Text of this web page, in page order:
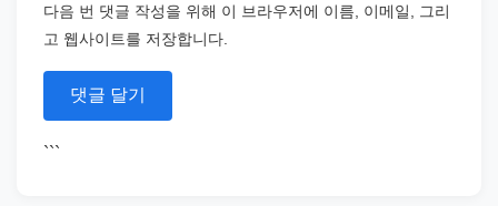
다음 번 댓글 작성을 위해 이 브라우저에 이름, 이메일, 그리
고 웹사이트를 저장합니다.
```